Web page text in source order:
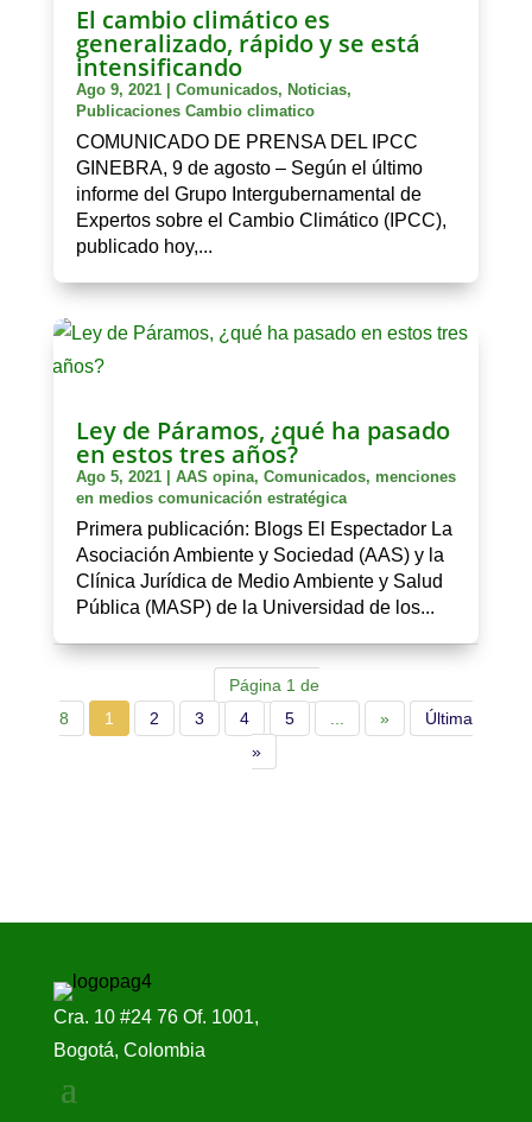
El cambio climático es
generalizado, rápido y se está
intensificando
Ago 9, 2021| Comunicados, Noticias,
Publicaciones Cambio climatico
COMUNICADO DE PRENSA DEL IPCC
GINEBRA, 9 de agosto – Según el último
informe del Grupo Intergubernamental de
Expertos sobre el Cambio Climático (IPCC),
publicado hoy,...
Ley de Páramos, ¿qué ha pasado
en estos tres años?
Ago 5, 2021| AAS opina, Comunicados, menciones
en medios comunicación estratégica
Primera publicación: Blogs El Espectador La
Asociación Ambiente y Sociedad (AAS) y la
Clínica Jurídica de Medio Ambiente y Salud
Pública (MASP) de la Universidad de los...
Página 1 de
8
1 2 3 4 5 ... »
Última
»
Cra. 10 #24 76 Of. 1001,
Bogotá, Colombia